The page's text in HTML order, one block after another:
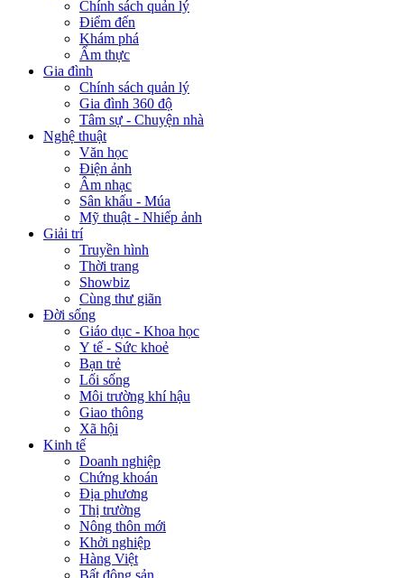
Chính sách quản lý
Điểm đến
Khám phá
Ẩm thực
Gia đình
Chính sách quản lý
Gia đình 360 độ
Tâm sự - Chuyện nhà
Nghệ thuật
Văn học
Điện ảnh
Âm nhạc
Sân khấu - Múa
Mỹ thuật - Nhiếp ảnh
Giải trí
Truyền hình
Thời trang
Showbiz
Cùng thư giãn
Đời sống
Giáo dục - Khoa học
Y tế - Sức khoẻ
Bạn trẻ
Lối sống
Môi trường khí hậu
Giao thông
Xã hội
Kinh tế
Doanh nghiệp
Chứng khoán
Địa phương
Thị trường
Nông thôn mới
Khởi nghiệp
Hàng Việt
Bất động sản